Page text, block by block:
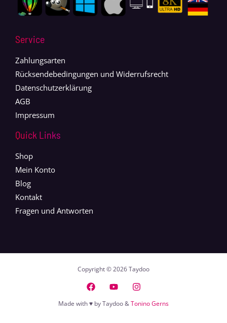
Service
Zahlungsarten
Rücksendebedingungen und Widerrufsrecht
Datenschutzerklärung
AGB
Impressum
Quick Links
Shop
Mein Konto
Blog
Kontakt
Fragen und Antworten
Copyright © 2026 Taydoo
Made with ♥ by Taydoo & Tonino Gerns